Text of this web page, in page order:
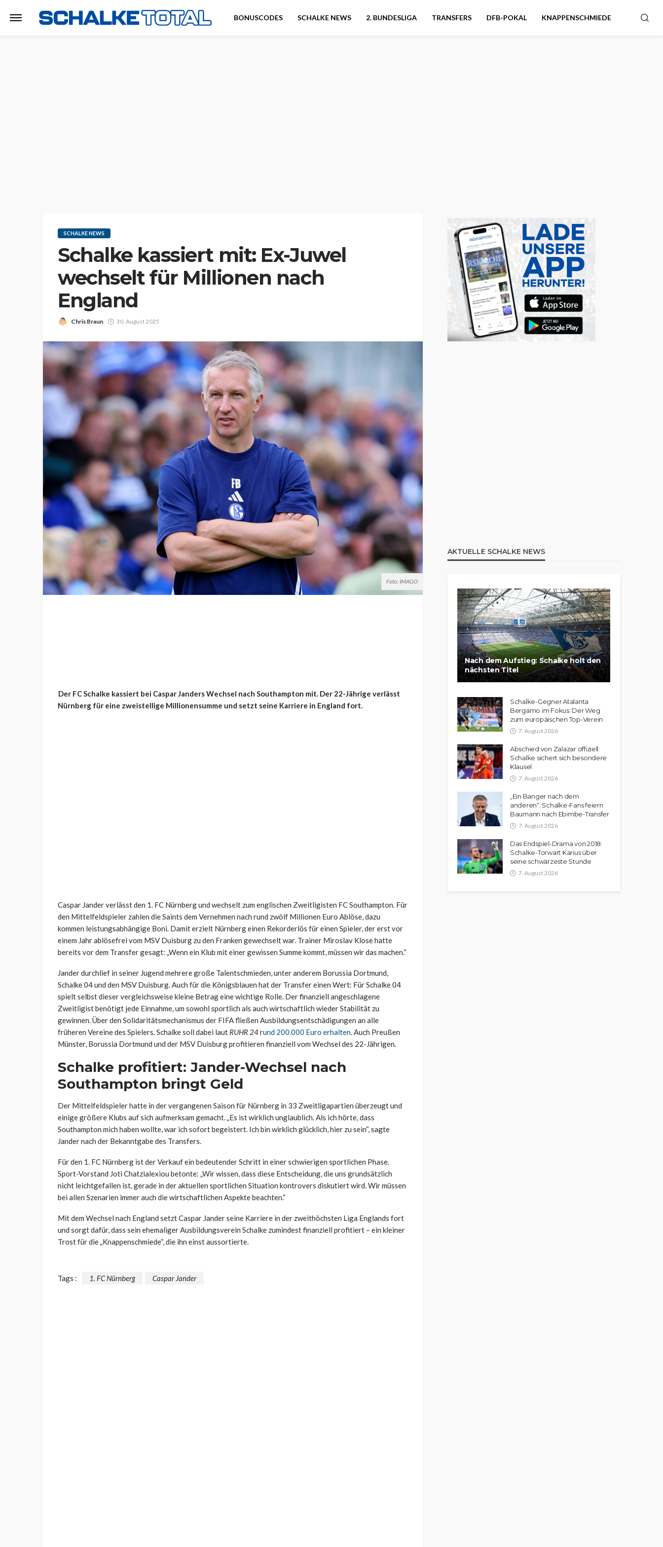
BONUSCODES SCHALKE NEWS 2. BUNDESLIGA TRANSFERS DFB-POKAL KNAPPENSCHMIEDE
SCHALKE NEWS
Schalke kassiert mit: Ex-Juwel
wechselt für Millionen nach
England
Chris Braun 30. August 2025
Foto: IMAGO
Der FC Schalke kassiert bei Caspar Janders Wechsel nach Southampton mit. Der 22-Jährige verlässt
Nürnberg für eine zweistellige Millionensumme und setzt seine Karriere in England fort.
Caspar Jander verlässt den 1. FC Nürnberg und wechselt zum englischen Zweitligisten FC Southampton. Für
den Mittelfeldspieler zahlen die Saints dem Vernehmen nach rund zwölf Millionen Euro Ablöse, dazu
kommen leistungsabhängige Boni. Damit erzielt Nürnberg einen Rekorderlös für einen Spieler, der erst vor
einem Jahr ablösefrei vom MSV Duisburg zu den Franken gewechselt war. Trainer Miroslav Klose hatte
bereits vor dem Transfer gesagt: „Wenn ein Klub mit einer gewissen Summe kommt, müssen wir das machen.“
Jander durchlief in seiner Jugend mehrere große Talentschmieden, unter anderem Borussia Dortmund,
Schalke 04 und den MSV Duisburg. Auch für die Königsblauen hat der Transfer einen Wert: Für Schalke 04
spielt selbst dieser vergleichsweise kleine Betrag eine wichtige Rolle. Der finanziell angeschlagene
Zweitligist benötigt jede Einnahme, um sowohl sportlich als auch wirtschaftlich wieder Stabilität zu
gewinnen. Über den Solidaritätsmechanismus der FIFA fließen Ausbildungsentschädigungen an alle
früheren Vereine des Spielers. Schalke soll dabei laut RUHR 24rund 200.000 Euro erhalten. Auch Preußen
Münster, Borussia Dortmund und der MSV Duisburg profitieren finanziell vom Wechsel des 22-Jährigen.
Schalke profitiert: Jander-Wechsel nach
Southampton bringt Geld
Der Mittelfeldspieler hatte in der vergangenen Saison für Nürnberg in 33 Zweitligapartien überzeugt und
einige größere Klubs auf sich aufmerksam gemacht. „Es ist wirklich unglaublich. Als ich hörte, dass
Southampton mich haben wollte, war ich sofort begeistert. Ich bin wirklich glücklich, hier zu sein“, sagte
Jander nach der Bekanntgabe des Transfers.
Für den 1. FC Nürnberg ist der Verkauf ein bedeutender Schritt in einer schwierigen sportlichen Phase.
Sport-Vorstand Joti Chatzialexiou betonte: „Wir wissen, dass diese Entscheidung, die uns grundsätzlich
nicht leichtgefallen ist, gerade in der aktuellen sportlichen Situation kontrovers diskutiert wird. Wir müssen
bei allen Szenarien immer auch die wirtschaftlichen Aspekte beachten.“
Mit dem Wechsel nach England setzt Caspar Jander seine Karriere in der zweithöchsten Liga Englands fort
und sorgt dafür, dass sein ehemaliger Ausbildungsverein Schalke zumindest finanziell profitiert – ein kleiner
Trost für die „Knappenschmiede“, die ihn einst aussortierte.
Tags : 1. FC Nürnberg Caspar Jander
AKTUELLE SCHALKE NEWS
Nach dem Aufstieg: Schalke holt den
nächsten Titel
Schalke-Gegner Atalanta
Bergamo im Fokus: Der Weg
zum europäischen Top-Verein
7. August 2026
Abschied von Zalazar offiziell:
Schalke sichert sich besondere
Klausel
7. August 2026
„Ein Banger nach dem
anderen“: Schalke-Fans feiern
Baumann nach Ebimbe-Transfer
7. August 2026
Das Endspiel-Drama von 2018:
Schalke-Torwart Karius über
seine schwärzeste Stunde
7. August 2026